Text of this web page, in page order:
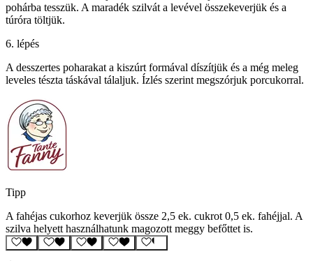
pohárba tesszük. A maradék szilvát a levével összekeverjük és a
túróra töltjük.
6. lépés
A desszertes poharakat a kiszúrt formával díszítjük és a még meleg
leveles tészta táskával tálaljuk. Ízlés szerint megszórjuk porcukorral.
Tipp
A fahéjas cukorhoz keverjük össze 2,5 ek. cukrot 0,5 ek. fahéjjal. A
szilva helyett használhatunk magozott meggy befőttet is.